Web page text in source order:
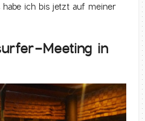
habe ich bis jetzt auf meiner
Meeting in